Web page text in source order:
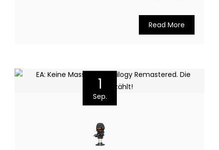
Read More
1
Sep.